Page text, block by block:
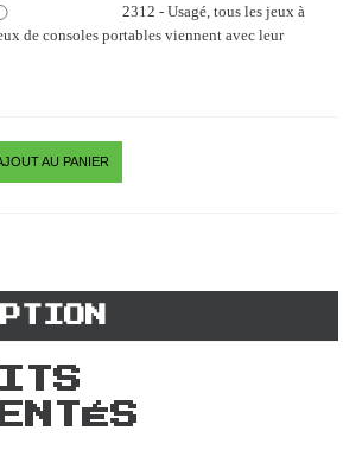
2312 - Usagé, tous les jeux à
de consoles portables viennent avec leur
AU PANIER